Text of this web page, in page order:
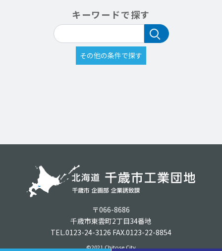
キーワードで探す
〒066-8686
千歳市東雲町2丁目34番地
TEL.0123-24-3126 FAX.0123-22-8854
©2021 Chitose City